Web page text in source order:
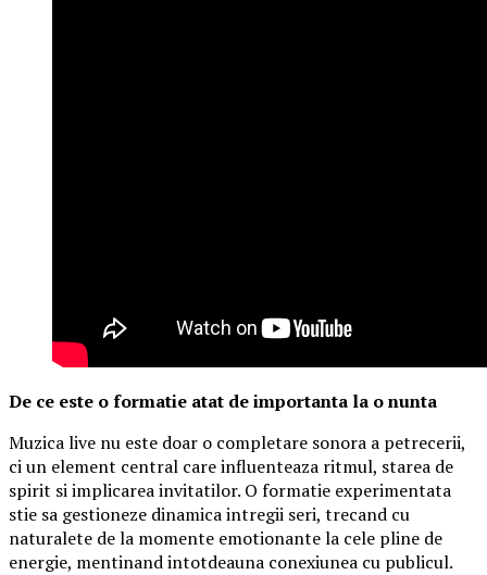
De ce este o formatie atat de importanta la o nunta
Muzica live nu este doar o completare sonora a petrecerii,
ci un element central care influenteaza ritmul, starea de
spirit si implicarea invitatilor. O formatie experimentata
stie sa gestioneze dinamica intregii seri, trecand cu
naturalete de la momente emotionante la cele pline de
energie, mentinand intotdeauna conexiunea cu publicul.